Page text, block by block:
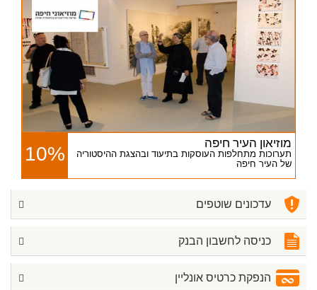
מוזיאון העיר חיפה
תערוכות מתחלפות העוסקות בתיעוד ובהצגת ההיסטוריה
של העיר חיפה
10%
עדכונים שוטפים
כניסה לחשבון הבנק
הנפקת כרטיס אונליין